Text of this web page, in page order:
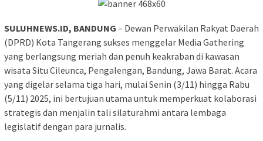
SULUHNEWS.ID, BANDUNG – Dewan Perwakilan Rakyat Daerah
(DPRD) Kota Tangerang sukses menggelar Media Gathering
yang berlangsung meriah dan penuh keakraban di kawasan
wisata Situ Cileunca, Pengalengan, Bandung, Jawa Barat. Acara
yang digelar selama tiga hari, mulai Senin (3/11) hingga Rabu
(5/11) 2025, ini bertujuan utama untuk memperkuat kolaborasi
strategis dan menjalin tali silaturahmi antara lembaga
legislatif dengan para jurnalis.